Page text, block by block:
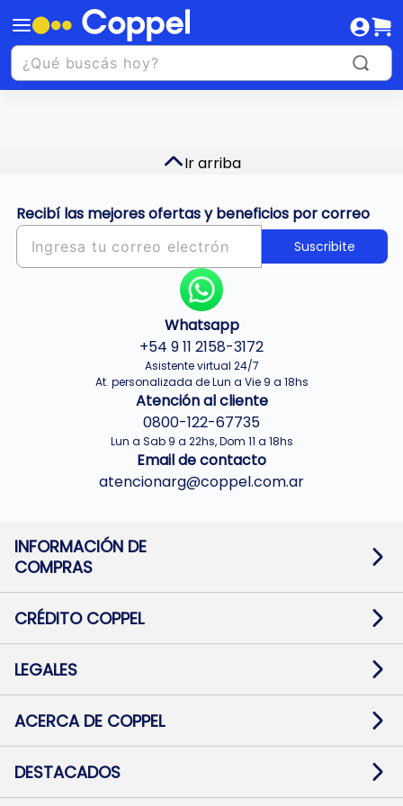
Ir arriba
Recibí las mejores ofertas y beneficios por correo
Suscribite
Whatsapp
+54 9 11 2158-3172
Asistente virtual 24/7
At. personalizada de Lun a Vie 9 a 18hs
Atención al cliente
0800-122-67735
Lun a Sab 9 a 22hs, Dom 11 a 18hs
Email de contacto
atencionarg@coppel.com.ar
INFORMACIÓN DE
COMPRAS
Términos y condiciones
Botón de arrepentimiento
Mapa de sitio
CRÉDITO COPPEL
Solicitar Crédito
Medios de Pago
Pago Fácil Online
LEGALES
Baja contratos
Defensa al consumidor CABA
ACERCA DE COPPEL
Trabajá con Nosotros
Preguntas Frecuentes
DESTACADOS